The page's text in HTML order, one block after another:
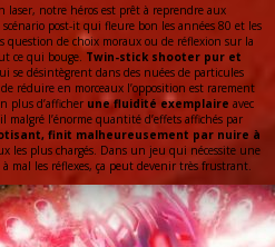
laser, notre héros est prêt à reprendre aux
post-it qui fleure bon les années 80 et les
question de choix moraux ou de réflexion sur la
ce qui bouge. Twin-stick shooter pur et
se désintègrent dans des nuées de particules
réduire en morceaux l’opposition est rarement
plus d’afficher une fluidité exemplaire avec
l’énorme quantité d’effets affichés par
finit malheureusement par nuire à
les plus chargés. Dans un jeu qui nécessite une
mal les réflexes, ça peut devenir très frustrant.